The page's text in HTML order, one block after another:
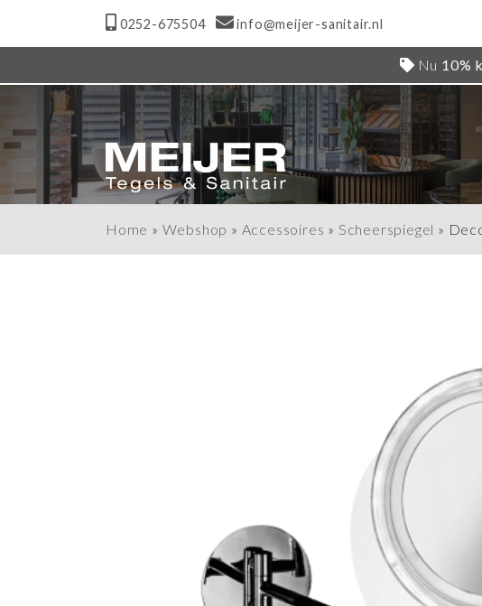
0252-675504 info@meijer-sanitair.nl
Nu 10%
Home » Webshop » Accessoires » Scheerspiegel »